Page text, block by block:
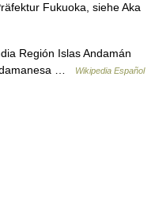
Fukuoka, siehe Aka
Región Islas Andamán
…
Wikipedia Español